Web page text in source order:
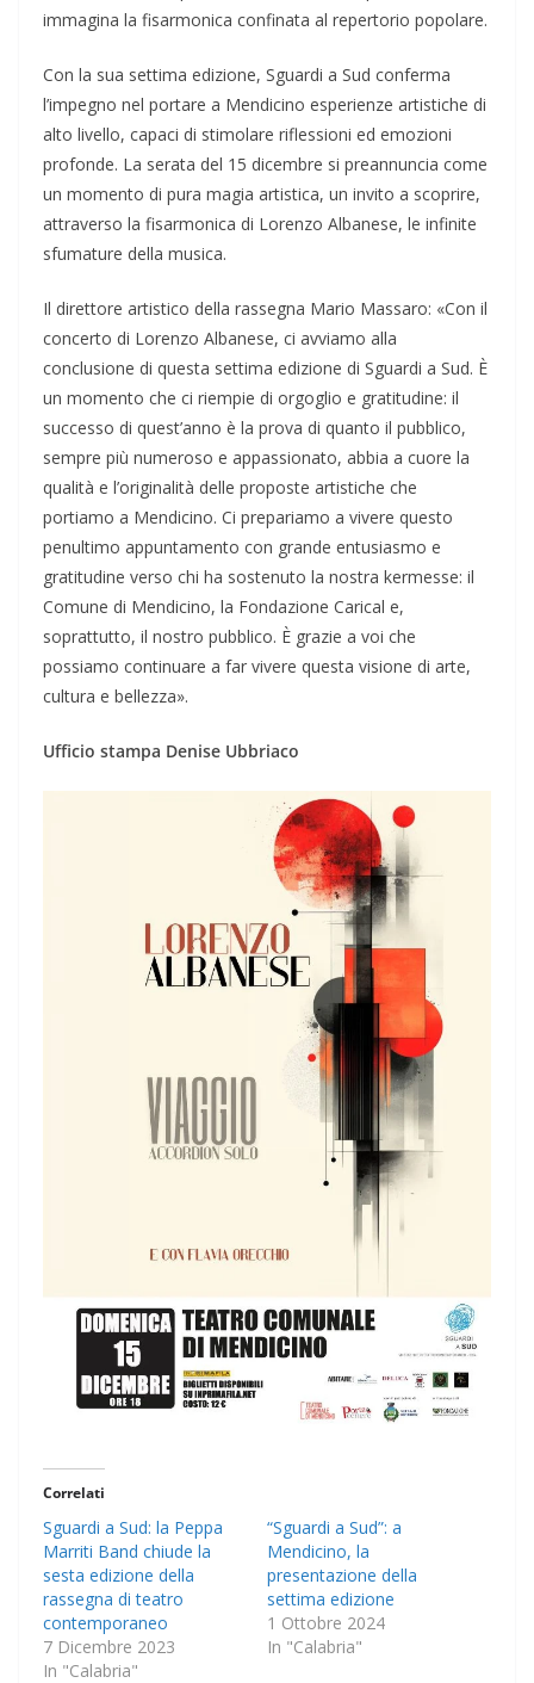
immagina la fisarmonica confinata al repertorio popolare.
Con la sua settima edizione, Sguardi a Sud conferma
l’impegno nel portare a Mendicino esperienze artistiche di
alto livello, capaci di stimolare riflessioni ed emozioni
profonde. La serata del 15 dicembre si preannuncia come
un momento di pura magia artistica, un invito a scoprire,
attraverso la fisarmonica di Lorenzo Albanese, le infinite
sfumature della musica.
Il direttore artistico della rassegna Mario Massaro: «Con il
concerto di Lorenzo Albanese, ci avviamo alla
conclusione di questa settima edizione di Sguardi a Sud. È
un momento che ci riempie di orgoglio e gratitudine: il
successo di quest’anno è la prova di quanto il pubblico,
sempre più numeroso e appassionato, abbia a cuore la
qualità e l’originalità delle proposte artistiche che
portiamo a Mendicino. Ci prepariamo a vivere questo
penultimo appuntamento con grande entusiasmo e
gratitudine verso chi ha sostenuto la nostra kermesse: il
Comune di Mendicino, la Fondazione Carical e,
soprattutto, il nostro pubblico. È grazie a voi che
possiamo continuare a far vivere questa visione di arte,
cultura e bellezza».
Ufficio stampa Denise Ubbriaco
Correlati
Sguardi a Sud: la Peppa
Marriti Band chiude la
sesta edizione della
rassegna di teatro
contemporaneo
7 Dicembre 2023
In "Calabria"
“Sguardi a Sud”: a
Mendicino, la
presentazione della
settima edizione
1 Ottobre 2024
In "Calabria"